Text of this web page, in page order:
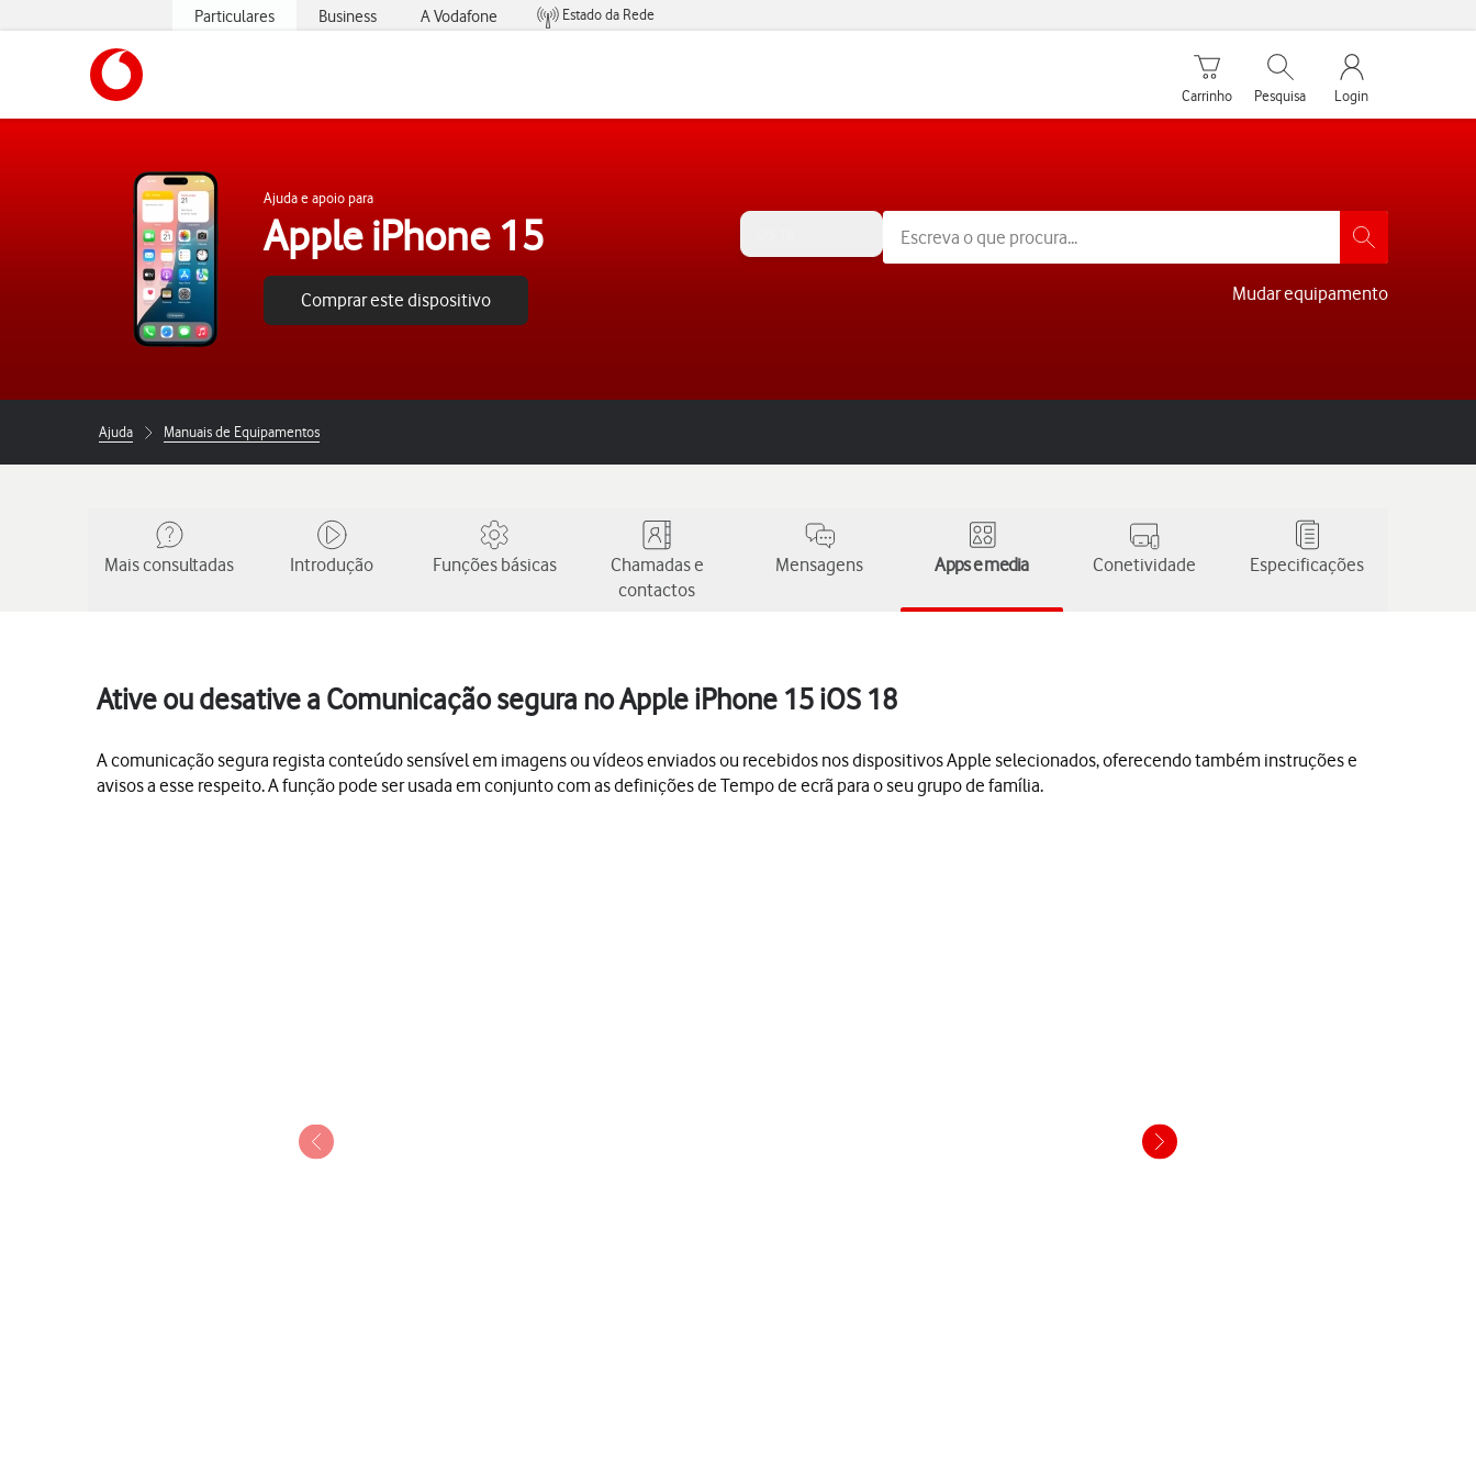
Particulares Business A Vodafone
Estado da Rede
Carrinho de compras
Carrinho
Pesquisar
Pesquisa
My Vodafone
Login
Ajuda e apoio para
Apple iPhone 15
Comprar este dispositivo Mudar equipamento
Ajuda Manuais de Equipamentos
Mais consultadas Introdução Funções básicas
Chamadas e
contactos
Mensagens Apps e media Conetividade Especificações
Ative ou desative a Comunicação segura no Apple iPhone 15 iOS 18
A comunicação segura regista conteúdo sensível em imagens ou vídeos enviados ou recebidos nos dispositivos Apple selecionados, oferecendo também instruções e
avisos a esse respeito. A função pode ser usada em conjunto com as definições de Tempo de ecrã para o seu grupo de família.